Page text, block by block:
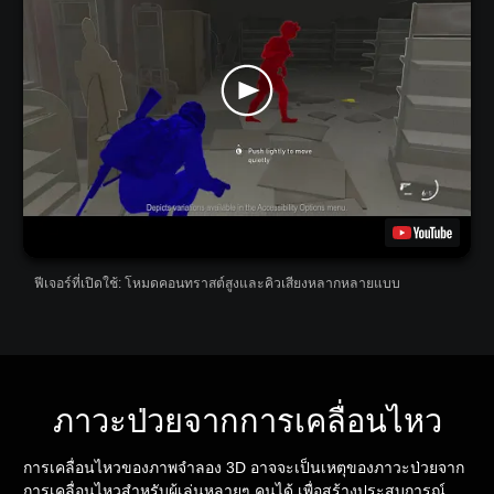
ฟีเจอร์ที่เปิดใช้: โหมดคอนทราสต์สูงและคิวเสียงหลากหลายแบบ
ภาวะป่วยจากการเคลื่อนไหว
การเคลื่อนไหวของภาพจำลอง 3D อาจจะเป็นเหตุของภาวะป่วยจาก